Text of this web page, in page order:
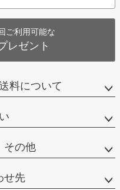
ご利用可能な
レゼント
料について
の他
せ先